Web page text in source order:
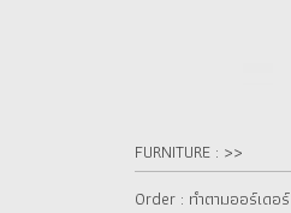
FURNITURE : >>
Order : ทำตามออร์เดอร์